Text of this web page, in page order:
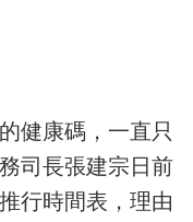
健康碼，一直只
司長張建宗日前
行時間表，理由